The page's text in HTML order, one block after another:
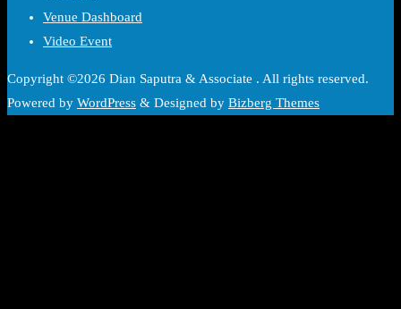
Venue Dashboard
Video Event
Copyright ©2026 Dian Saputra & Associate . All rights reserved.
Powered by WordPress & Designed by Bizberg Themes